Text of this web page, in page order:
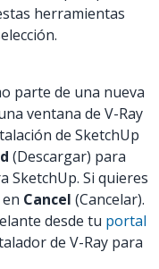
herramientas
parte de una nueva
ventana de V-Ray
de SketchUp
(Descargar) para
SketchUp. Si quieres
Cancel (Cancelar).
desde tu portal
de V-Ray para